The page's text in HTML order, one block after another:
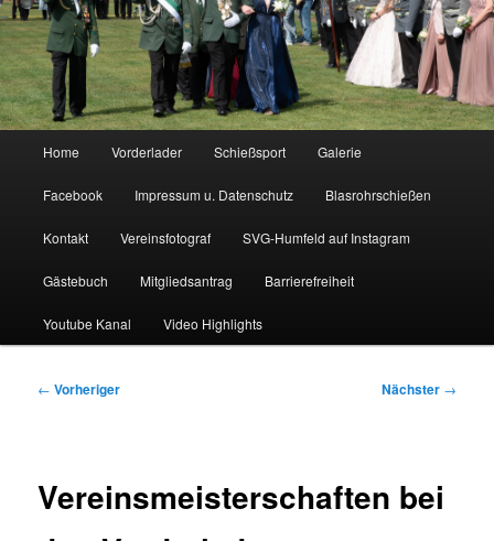
Home Vorderlader Schießsport Galerie
Facebook Impressum u. Datenschutz Blasrohrschießen
Kontakt Vereinsfotograf SVG-Humfeld auf Instagram
Gästebuch Mitgliedsantrag Barrierefreiheit
Youtube Kanal Video Highlights
Beitragsnavigation
← Vorheriger Nächster →
Vereinsmeisterschaften bei